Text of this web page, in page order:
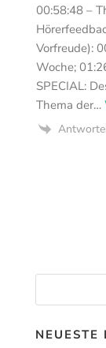
00:58:48 –
Vorfreude):
Woche;
SPECIAL:
Thema der…
NEUESTE